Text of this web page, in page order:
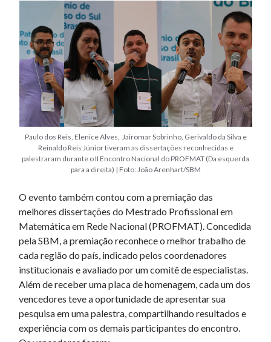
Paulo dos Reis, Elenice Alves, Jairomar Sobrinho, Gerivaldo da Silva e
Reinaldo Reis Júnior tiveram as dissertações reconhecidas e
palestraram durante o II Encontro Nacional do PROFMAT (Da esquerda
para a direita) | Foto: João Arenhart/SBM
O evento também contou com a premiação das
melhores dissertações do Mestrado Profissional em
Matemática em Rede Nacional (PROFMAT). Concedida
pela SBM, a premiação reconhece o melhor trabalho de
cada região do país, indicado pelos coordenadores
institucionais e avaliado por um comitê de especialistas.
Além de receber uma placa de homenagem, cada um dos
vencedores teve a oportunidade de apresentar sua
pesquisa em uma palestra, compartilhando resultados e
experiência com os demais participantes do encontro.